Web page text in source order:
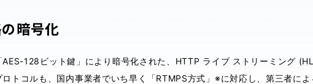
暗号化
128ビット鍵」により暗号化された、HTTP ライブ ストリーミング
トコルも、国内事業者でいち早く「RTMPS方式」※に対応し、第三者によ